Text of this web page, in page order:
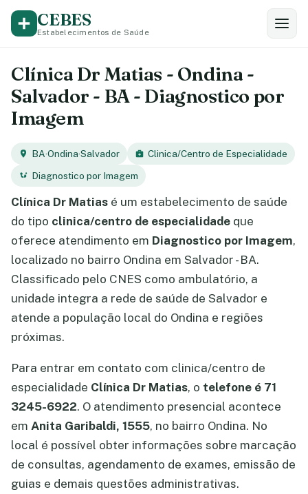
CEBES
Estabelecimentos de Saúde
Clínica Dr Matias - Ondina -
Salvador - BA - Diagnostico por
Imagem
BA·Ondina·Salvador
Clinica/Centro de Especialidade
Diagnostico por Imagem
Clínica Dr Matias é um estabelecimento de saúde
do tipo clinica/centro de especialidade que
oferece atendimento em Diagnostico por Imagem,
localizado no bairro Ondina em Salvador - BA.
Classificado pelo CNES como ambulatório, a
unidade integra a rede de saúde de Salvador e
atende a população local do Ondina e regiões
próximas.
Para entrar em contato com clinica/centro de
especialidade Clínica Dr Matias, o telefone é 71
3245-6922. O atendimento presencial acontece
em Anita Garibaldi, 1555, no bairro Ondina. No
local é possível obter informações sobre marcação
de consultas, agendamento de exames, emissão de
guias e demais questões administrativas.